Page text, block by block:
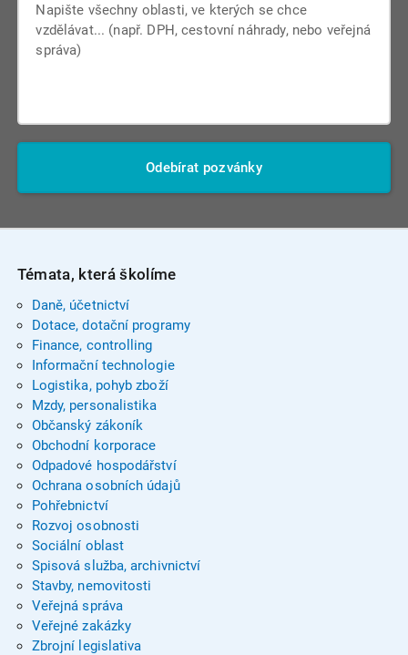
Odebírat pozvánky
Témata, která školíme
Daně, účetnictví
Dotace, dotační programy
Finance, controlling
Informační technologie
Logistika, pohyb zboží
Mzdy, personalistika
Občanský zákoník
Obchodní korporace
Odpadové hospodářství
Ochrana osobních údajů
Pohřebnictví
Rozvoj osobnosti
Sociální oblast
Spisová služba, archivnictví
Stavby, nemovitosti
Veřejná správa
Veřejné zakázky
Zbrojní legislativa